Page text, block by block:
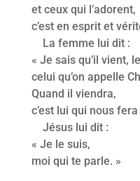
et ceux qui l’adorent,
c’est en esprit et
La femme lui dit :
« Je sais qu’il vient,
celui qu’on appelle
Quand il viendra,
c’est lui qui nous
Jésus lui dit :
« Je le suis,
moi qui te parle. »